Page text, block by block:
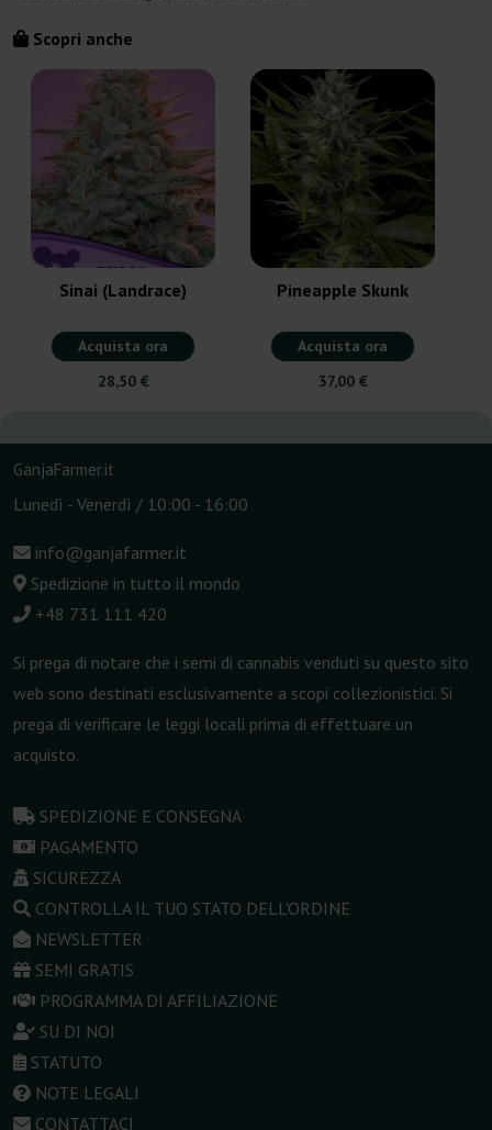
Scopri anche
Sinai (Landrace)
Acquista ora
28,50 €
Pineapple Skunk
Acquista ora
37,00 €
GanjaFarmer.it
Lunedì - Venerdì / 10:00 - 16:00
info@ganjafarmer.it
Spedizione in tutto il mondo
+48 731 111 420
Si prega di notare che i semi di cannabis venduti su questo sito
web sono destinati esclusivamente a scopi collezionistici. Si
prega di verificare le leggi locali prima di effettuare un
acquisto.
SPEDIZIONE E CONSEGNA
PAGAMENTO
SICUREZZA
CONTROLLA IL TUO STATO DELL'ORDINE
NEWSLETTER
SEMI GRATIS
PROGRAMMA DI AFFILIAZIONE
SU DI NOI
STATUTO
NOTE LEGALI
CONTATTACI